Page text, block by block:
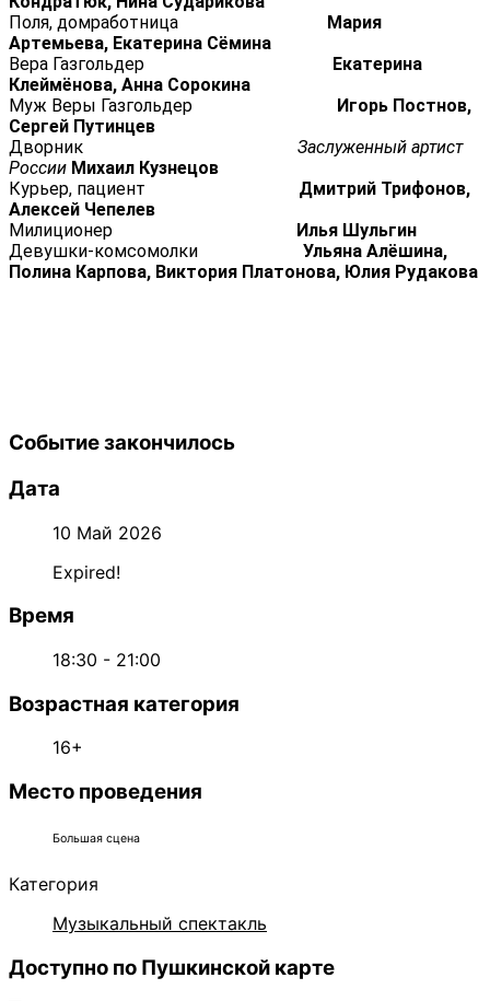
Поля, домработница
Мария
Артемьева, Екатерина Сёмина
Вера Газгольдер
Екатерина
Клеймёнова, Анна Сорокина
Муж Веры Газгольдер
Игорь Постнов,
Сергей Путинцев
Дворник Заслуженный артист
России Михаил Кузнецов
Курьер, пациент Дмитрий Трифонов,
Алексей Чепелев
Милиционер
Илья Шульгин
Девушки-комсомолки Ульяна Алёшина,
Полина Карпова, Виктория Платонова, Юлия Рудакова
Событие закончилось
Дата
10 Май 2026
Expired!
Время
18:30 - 21:00
Возрастная категория
16+
Место проведения
Большая сцена
Категория
Музыкальный спектакль
Доступно по Пушкинской карте